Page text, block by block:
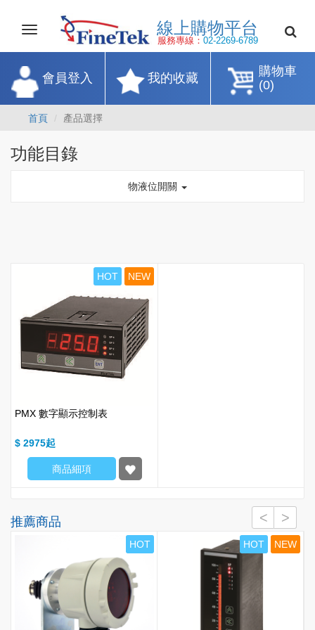
Toggle
navigation
線上購物平
服務專線：02-2269-
購物車
(0)
我的收藏
會員登入
首頁 產品選擇
功能目錄
物液位開關
HOT NEW
PMX 數字顯示控制表
$ 2975
商品細項
推薦商品
HOT HOT NEW